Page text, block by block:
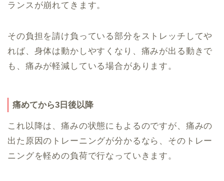
ランスが崩れてきます。
その負担を請け負っている部分をストレッチしてや
れば、身体は動かしやすくなり、痛みが出る動きで
も、痛みが軽減している場合があります。
痛めてから3日後以降
これ以降は、痛みの状態にもよるのですが、痛みの
出た原因のトレーニングが分かるなら、そのトレー
ニングを軽めの負荷で行なっていきます。